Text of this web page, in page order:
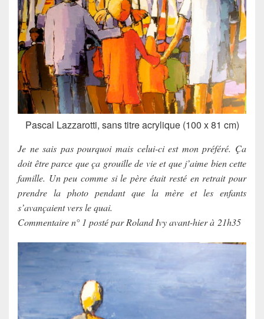
Pascal Lazzarotti, sans titre acrylique (100 x 81 cm)
Je ne sais pas pourquoi mais celui-ci est mon préféré. Ça
doit être parce que ça grouille de vie et que j’aime bien cette
famille. Un peu comme si le père était resté en retrait pour
prendre la photo pendant que la mère et les enfants
s’avançaient vers le quai.
Commentaire n° 1 posté par Roland Ivy avant-hier à 21h35